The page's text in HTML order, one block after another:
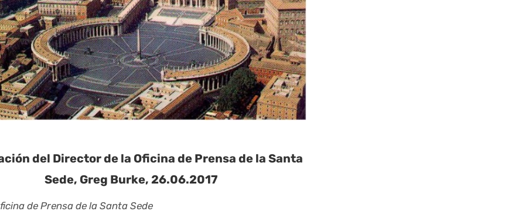
del Director de la Oficina de Prensa de la Santa
Sede, Greg Burke, 26.06.2017
de Prensa de la Santa Sede